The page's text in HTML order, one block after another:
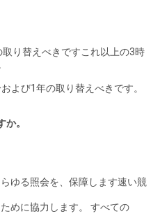
り替えべきですこれ以上の3時
よび1年の取り替えべきです。
。
ゆる照会を、保障します速い競
めに協力します。 すべての